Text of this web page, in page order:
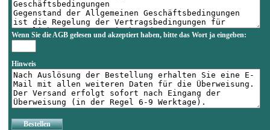
Wenn Sie die AGB gelesen und akzeptiert haben, bitte das Wort ja eingeben:
Hinweis
Bestellen